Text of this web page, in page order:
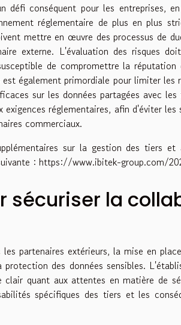
défi conséquent pour les entreprises,
réglementaire de plus en plus
mettre en œuvre des processus de
externe. L'évaluation des risques
de compromettre la
également primordiale pour limiter les
sur les données partagées avec
réglementaires, afin d'éviter
commerciaux.
sur la gestion des tiers et
: https://www.ibitek-group.com/
sécuriser la
partenaires extérieurs, la mise en
des données sensibles.
clair quant aux attentes en matière de
spécifiques des tiers et les